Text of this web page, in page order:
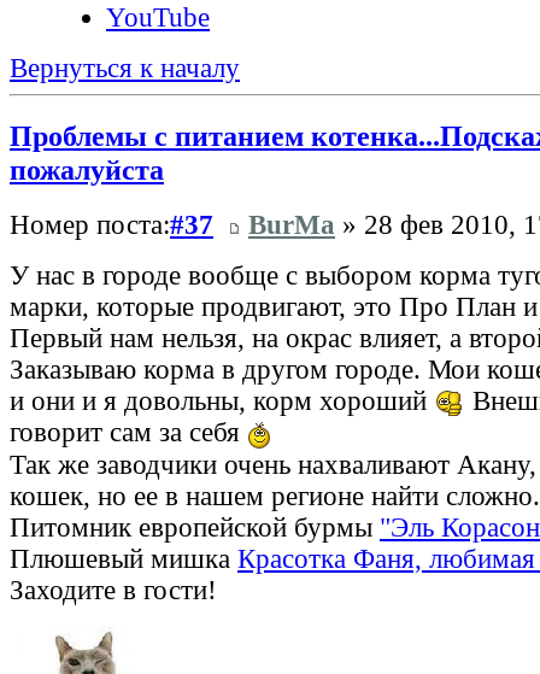
YouTube
Вернуться к началу
Проблемы с питанием
пожалуйста
Номер поста:#37 BurMa » 28 фев 2010,
У нас в городе вообще с выбором корма
марки, которые продвигают, это Про План
Первый нам нельзя, на окрас влияет, а
Заказываю корма в другом городе. Мои
и они и я довольны, корм хороший
говорит сам за себя
Так же заводчики очень нахваливают
кошек, но ее в нашем регионе найти сложно.
Питомник европейской бурмы "Эль
Плюшевый мишка Красотка Фаня, любимая
Заходите в гости!